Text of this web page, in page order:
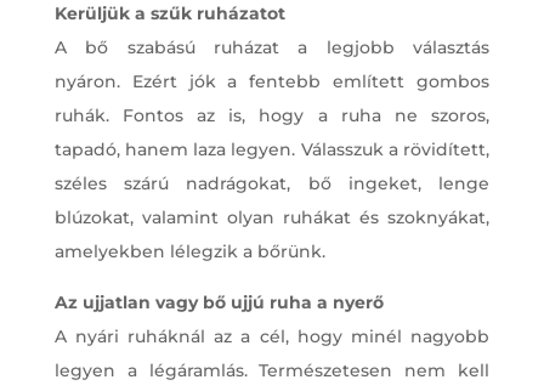
Kerüljük a szűk ruházatot
A bő szabású ruházat a legjobb választás
nyáron. Ezért jók a fentebb említett gombos
ruhák. Fontos az is, hogy a ruha ne szoros,
tapadó, hanem laza legyen. Válasszuk a rövidített,
széles szárú nadrágokat, bő ingeket, lenge
blúzokat, valamint olyan ruhákat és szoknyákat,
amelyekben lélegzik a bőrünk.
Az ujjatlan vagy bő ujjú ruha a nyerő
A nyári ruháknál az a cél, hogy minél nagyobb
legyen a légáramlás. Természetesen nem kell